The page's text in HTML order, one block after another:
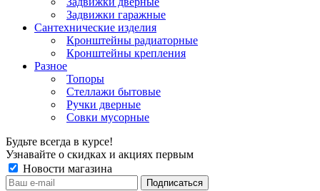
Задвижки гаражные
Сантехнические изделия
Кронштейны радиаторные
Кронштейны крепления
Разное
Топоры
Стеллажи бытовые
Ручки дверные
Совки мусорные
Будьте всегда в курсе!
Узнавайте о скидках и акциях первым
Новости магазина